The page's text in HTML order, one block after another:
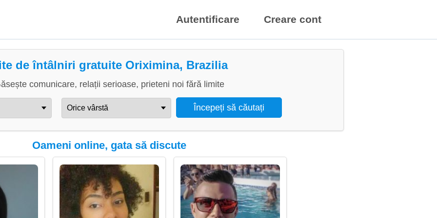
Autentificare Creare cont
de întâlniri gratuite Oriximina, Brazilia
comunicare, relații serioase, prieteni noi fără limite
Oameni online, gata să discute